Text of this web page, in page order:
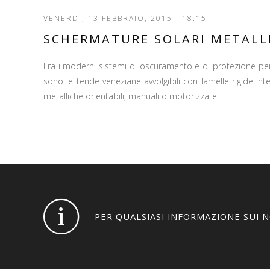
VENERDÌ, 13 FEBBRAIO, 2015 - 18:15
SCHERMATURE SOLARI
Fra i moderni sistemi di oscuramento e di protezione
sono le tende veneziane avvolgibili con lamelle rigide
metalliche orientabili, manuali o motorizzate.
PER QUALSIASI INFORMAZIONE SUI